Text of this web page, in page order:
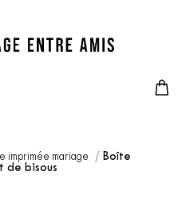
imprimée mariage
Boîte
de bisous